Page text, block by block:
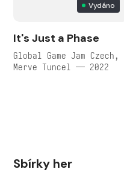
Vydáno
It's Just a Phase
Global Game Jam Czech,
Merve Tuncel — 2022
Sbírky her